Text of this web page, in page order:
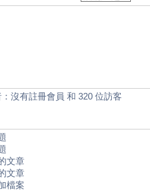
沒有註冊會員 和 320 位訪客
文章
文章
檔案